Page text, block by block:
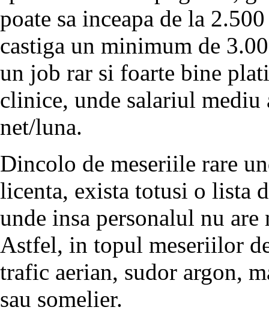
poate sa inceapa de la
castiga un minimum de
un job rar si foarte bine
clinice, unde salariul
net/luna.
Dincolo de meseriile rare
licenta, exista totusi o lista
unde insa personalul nu
Astfel, in topul meseriilor
trafic aerian, sudor argon,
sau somelier.